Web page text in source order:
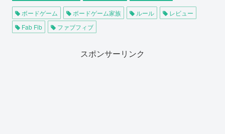
ボードゲーム ボードゲーム家族 ルール
レビュー
Fab Fib
ファブフィブ
スポンサーリンク